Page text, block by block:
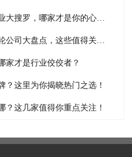
家才是行业佼佼者？
？这里为你揭晓热门之选！
？这几家值得你重点关注！